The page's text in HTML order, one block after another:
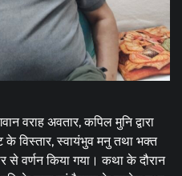
वराह अवतार, कपिल मुनि द्वारा
के विस्तार, स्वायंभुव मनु तथा भक्त
से वर्णन किया गया। कथा के दौरान